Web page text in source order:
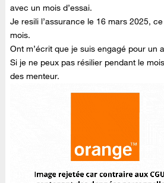
avec un mois d’essai.
Je resili l’assurance le 16 mars 2025,
mois.
Ont m’écrit que je suis engagé pour un
Si je ne peux pas résilier pendant le
des menteur.